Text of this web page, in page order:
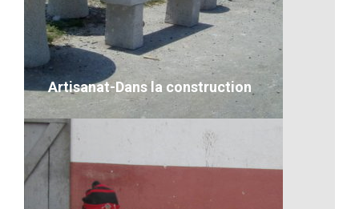
Il y a toujours de quoi s’amuser
VOIR LE DÉTAIL
Artisanat-Dans la construction